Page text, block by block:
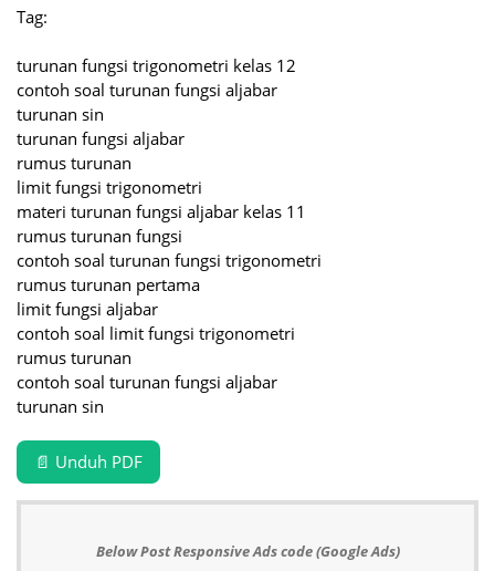
Tag:
turunan fungsi trigonometri kelas 12
contoh soal turunan fungsi aljabar
turunan sin
turunan fungsi aljabar
rumus turunan
limit fungsi trigonometri
materi turunan fungsi aljabar kelas 11
rumus turunan fungsi
contoh soal turunan fungsi trigonometri
rumus turunan pertama
limit fungsi aljabar
contoh soal limit fungsi trigonometri
rumus turunan
contoh soal turunan fungsi aljabar
turunan sin
📄 Unduh PDF
Below Post Responsive Ads code (Google Ads)